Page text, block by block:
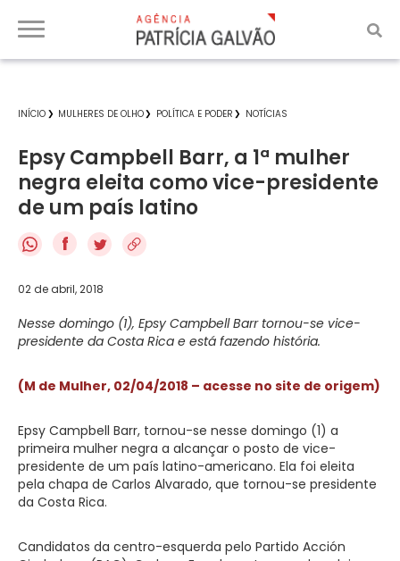
INÍCIO MULHERES DE OLHO POLÍTICA E PODER NOTÍCIAS
Epsy Campbell Barr, a 1ª mulher
negra eleita como vice-presidente
de um país latino
f
02 de abril, 2018
Nesse domingo (1), Epsy Campbell Barr tornou-se vice-
presidente da Costa Rica e está fazendo história.
(M de Mulher, 02/04/2018 – acesse no site de origem)
Epsy Campbell Barr, tornou-se nesse domingo (1) a
primeira mulher negra a alcançar o posto de vice-
presidente de um país latino-americano. Ela foi eleita
pela chapa de Carlos Alvarado, que tornou-se presidente
da Costa Rica.
Candidatos da centro-esquerda pelo Partido Acción